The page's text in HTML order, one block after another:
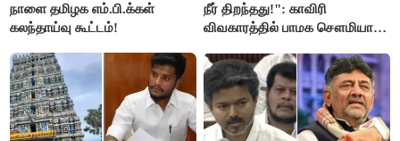
நாளை தமிழக எம்.பி.க்கள்
கலந்தாய்வு கூட்டம்!
நீர் திறந்தது!": காவிரி
விவகாரத்தில் பாமக சௌமியா